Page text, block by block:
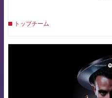
トップチーム